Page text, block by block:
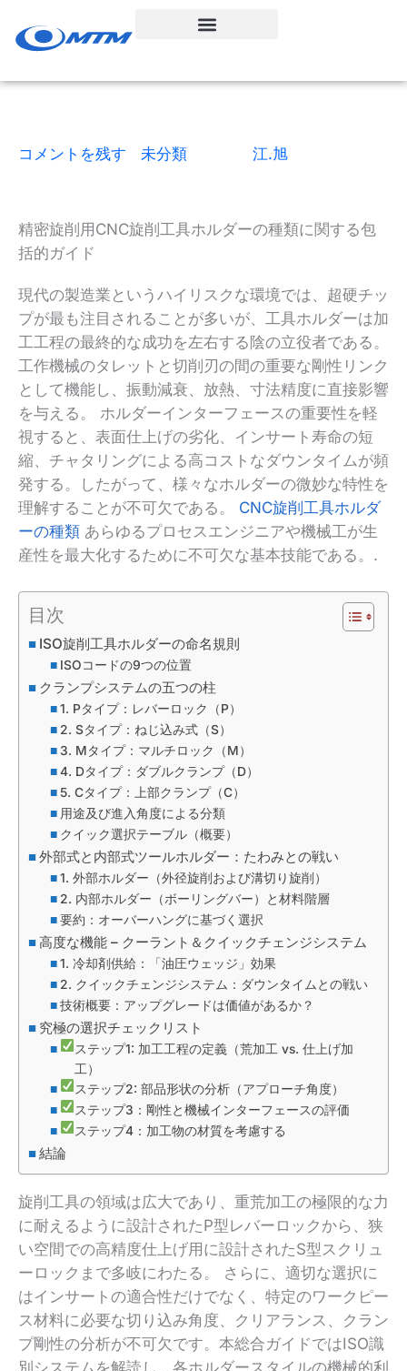
ン
コメントを残す 未分類 江.旭
精密旋削用CNC旋削工具ホルダーの種類に関する包
括的ガイド
現代の製造業というハイリスクな環境では、超硬チッ
プが最も注目されることが多いが、工具ホルダーは加
工工程の最終的な成功を左右する陰の立役者である。
工作機械のタレットと切削刃の間の重要な剛性リンク
として機能し、振動減衰、放熱、寸法精度に直接影響
を与える。 ホルダーインターフェースの重要性を軽
視すると、表面仕上げの劣化、インサート寿命の短
縮、チャタリングによる高コストなダウンタイムが頻
発する。したがって、様々なホルダーの微妙な特性を
理解することが不可欠である。 CNC旋削工具ホルダ
ーの種類 あらゆるプロセスエンジニアや機械工が生
産性を最大化するために不可欠な基本技能である。.
目次
ISO旋削工具ホルダーの命名規則
ISOコードの9つの位置
クランプシステムの五つの柱
1. Pタイプ：レバーロック（P）
2. Sタイプ：ねじ込み式（S）
3. Mタイプ：マルチロック（M）
4. Dタイプ：ダブルクランプ（D）
5. Cタイプ：上部クランプ（C）
用途及び進入角度による分類
クイック選択テーブル（概要）
外部式と内部式ツールホルダー：たわみとの戦い
1. 外部ホルダー（外径旋削および溝切り旋削）
2. 内部ホルダー（ボーリングバー）と材料階層
要約：オーバーハングに基づく選択
高度な機能 – クーラント＆クイックチェンジシステム
1. 冷却剤供給：「油圧ウェッジ」効果
2. クイックチェンジシステム：ダウンタイムとの戦い
技術概要：アップグレードは価値があるか？
究極の選択チェックリスト
ステップ1: 加工工程の定義（荒加工 vs. 仕上げ加
工）
ステップ2: 部品形状の分析（アプローチ角度）
ステップ3：剛性と機械インターフェースの評価
ステップ4：加工物の材質を考慮する
結論
旋削工具の領域は広大であり、重荒加工の極限的な力
に耐えるように設計されたP型レバーロックから、狭
い空間での高精度仕上げ用に設計されたS型スクリュ
ーロックまで多岐にわたる。 さらに、適切な選択に
はインサートの適合性だけでなく、特定のワークピー
ス材料に必要な切り込み角度、クリアランス、クラン
プ剛性の分析が不可欠です。本総合ガイドではISO識